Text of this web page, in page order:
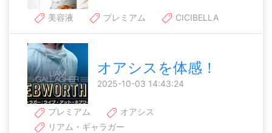
美容液 プレミアム CICIBELLA
オアシスを体感！
2025-10-03 14:43:24
プレミアム
オアシス
リアム・ギャラガー